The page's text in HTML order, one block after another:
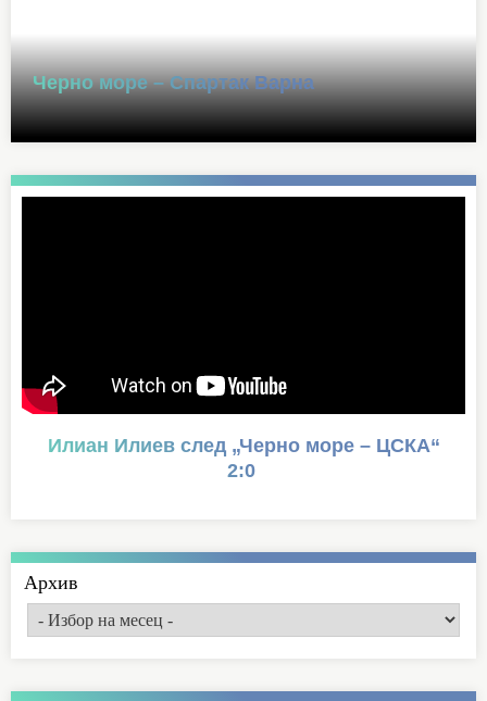
Черно море – Спартак Варна
Илиан Илиев след „Черно море – ЦСКА“
2:0
Архив